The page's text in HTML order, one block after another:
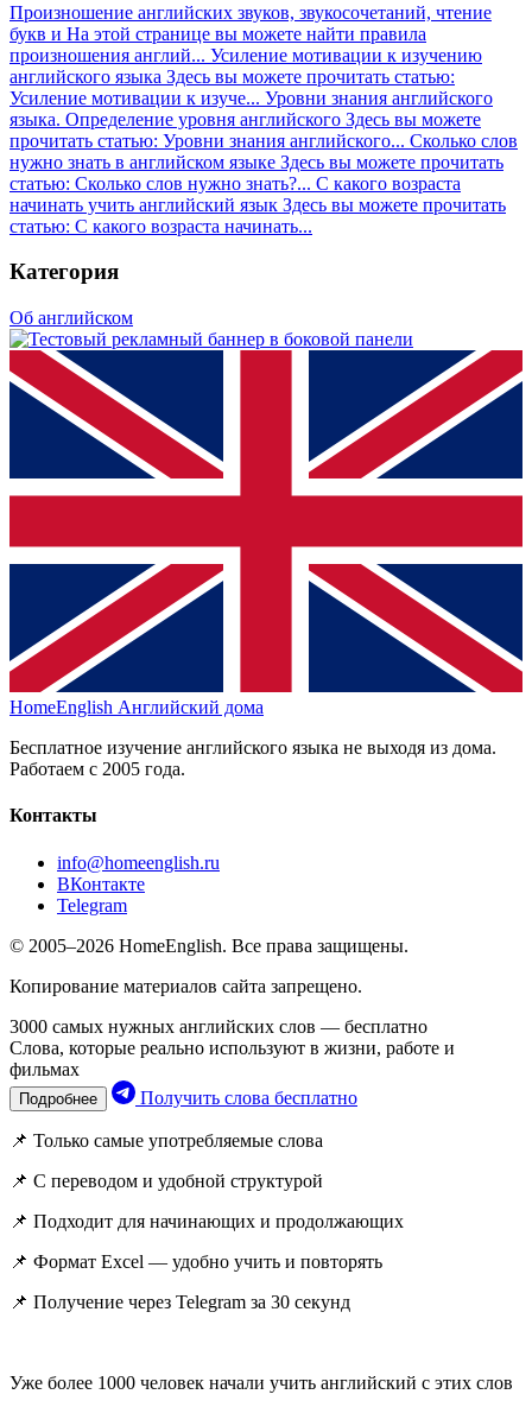
Произношение английских звуков, звукосочетаний, чтение
букв и На этой странице вы можете найти правила
произношения англий... Усиление мотивации к изучению
английского языка Здесь вы можете прочитать статью:
Усиление мотивации к изуче... Уровни знания английского
языка. Определение уровня английского Здесь вы можете
прочитать статью: Уровни знания английского... Сколько слов
нужно знать в английском языке Здесь вы можете прочитать
статью: Сколько слов нужно знать?... С какого возраста
начинать учить английский язык Здесь вы можете прочитать
статью: С какого возраста начинать...
Категория
Об английском
HomeEnglish Английский дома
Бесплатное изучение английского языка не выходя из дома.
Работаем с 2005 года.
Контакты
info@homeenglish.ru
ВКонтакте
Telegram
© 2005–2026 HomeEnglish. Все права защищены.
Копирование материалов сайта запрещено.
3000 самых нужных английских слов — бесплатно
Слова, которые реально используют в жизни, работе и
фильмах
Подробнее Получить слова бесплатно
📌 Только самые употребляемые слова
📌 С переводом и удобной структурой
📌 Подходит для начинающих и продолжающих
📌 Формат Excel — удобно учить и повторять
📌 Получение через Telegram за 30 секунд
Уже более 1000 человек начали учить английский с этих слов